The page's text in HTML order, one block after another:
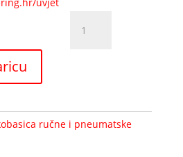
ručna
litara
količina
ručne i pneumatske